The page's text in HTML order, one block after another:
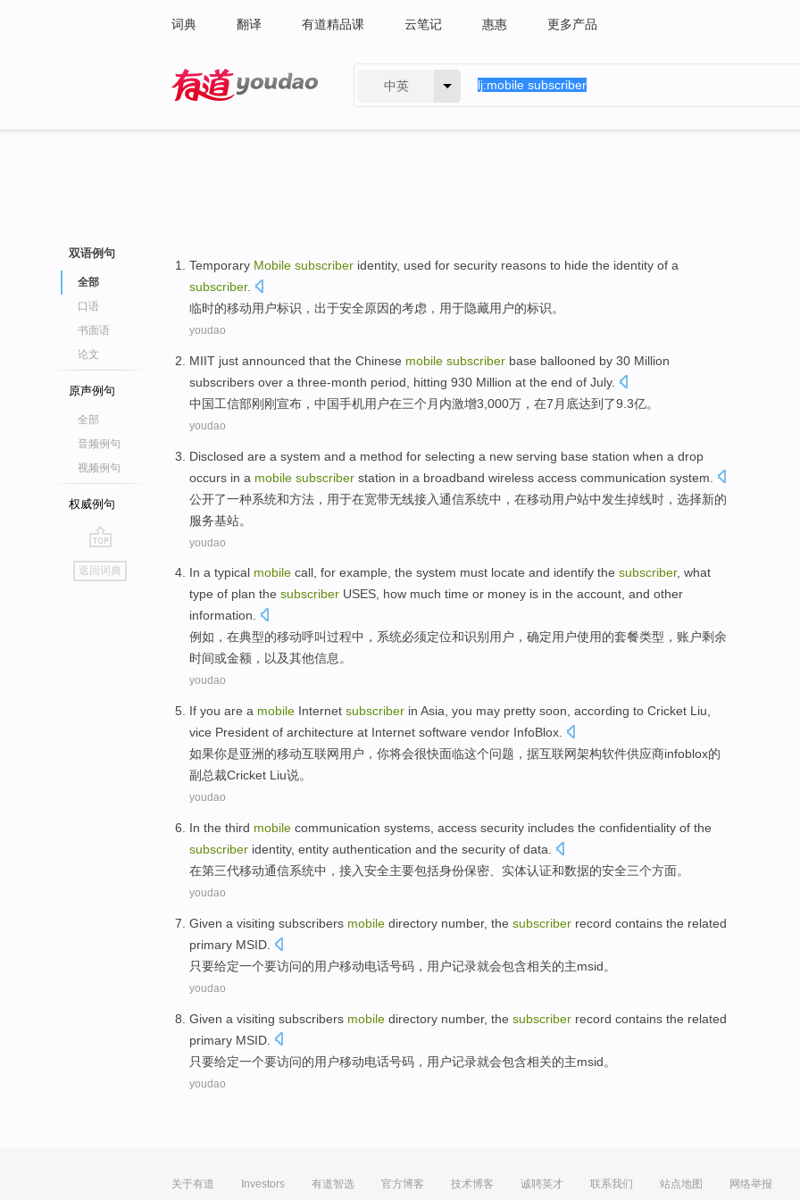
词典 翻译 有道精品课 云笔记 惠惠 更多产品
中英
双语例句
全部
口语
书面语
论文
原声例句
全部
音频例句
视频例句
权威例句
go
top
返回词典
Temporary Mobile subscriber identity, used for security reasons to hide the identity of a
subscriber.
临时的移动用户标识 ，出于安全原因的考虑， 用于隐藏用户的标识。
youdao
MIIT just announced that the Chinese mobile subscriber base ballooned by 30 Million
subscribers over a three-month period, hitting 930 Million at the end of July.
中国工信部刚刚宣布 ， 中国手机用户在三个 月内激增3,000万， 在7月底达到了9.3亿。
youdao
Disclosed are a system and a method for selecting a new serving base station when a drop
occurs in a mobile subscriber station in a broadband wireless access communication system.
公开了一种系统和方法 ， 用于在宽带无线接入通信系统中 ，在移动用户站中发生掉线时， 选择新的
服务基站。
youdao
In a typical mobile call, for example, the system must locate and identify the subscriber, what
type of plan the subscriber USES, how much time or money is in the account, and other
information.
例如 ， 在典型的移动呼叫过程中， 系统必须定位和识别 用户 ，确定用户使用的套餐类型 ， 账户剩余
时间或金额 ， 以及其他信息。
youdao
If you are a mobile Internet subscriber in Asia , you may pretty soon according to Cricket Liu,
vice President of architecture at Internet software vendor InfoBlox
如果你是亚洲的移动互联网 用户 ，你将会很快面临这个问题， 据互联网架构软件供应商infoblox的
副 总裁Cricket Liu说。
youdao
In the third mobile communication systems access security includes the confidentiality of the
subscriber identity, entity authentication and the security of data
在第三代移动通信系统中 ， 接入安全主要包括身份保密 实体认证和数据的安全三个方面。
youdao
Given a visiting subscribers mobile directory number, the subscriber record contains the related
primary MSID.
只要给定一个要访问的用户移动电话号码 ，用户记录就会包含相关的主msid。
youdao
Given a visiting subscribers mobile directory number, the subscriber record contains the related
primary MSID.
只要给定一个要访问的用户移动电话号码 ，用户记录就会包含相关的主msid。
youdao
关于有道 Investors 有道智选 官方博客 技术博客 诚聘英才 联系我们 站点地图 网络举报